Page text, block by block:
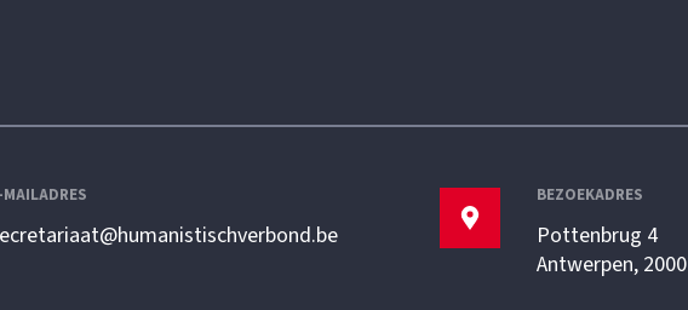
MAILADRES BEZOEKADRES
Pottenbrug 4
Antwerpen, 2000